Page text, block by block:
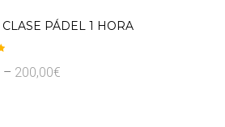
PÁDEL 1 HORA
– 200,00€